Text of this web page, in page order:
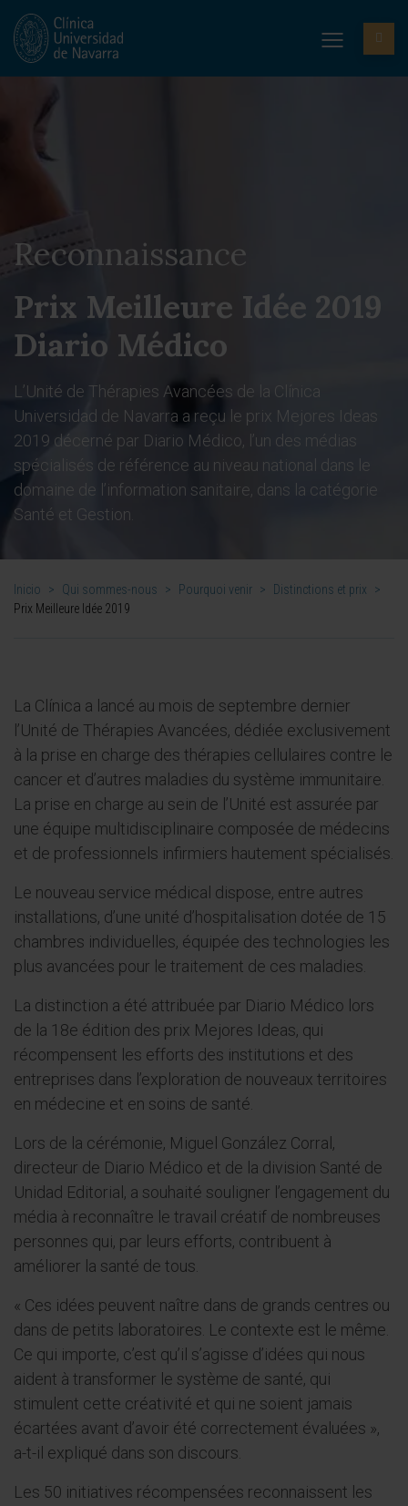
Reconnaissance
Prix Meilleure Idée 2019
Diario Médico
L’Unité de Thérapies Avancées de la Clínica
Universidad de Navarra a reçu le prix Mejores Ideas
2019 décerné par Diario Médico, l’un des médias
spécialisés de référence au niveau national dans le
domaine de l’information sanitaire, dans la catégorie
Santé et Gestion.
Inicio > Qui sommes-nous > Pourquoi venir > Distinctions et prix
>
Prix Meilleure Idée 2019
La Clínica a lancé au mois de septembre dernier
l’Unité de Thérapies Avancées, dédiée exclusivement
à la prise en charge des thérapies cellulaires contre le
cancer et d’autres maladies du système immunitaire.
La prise en charge au sein de l’Unité est assurée par
une équipe multidisciplinaire composée de médecins
et de professionnels infirmiers hautement spécialisés.
Le nouveau service médical dispose, entre autres
installations, d’une unité d’hospitalisation dotée de 15
chambres individuelles, équipée des technologies les
plus avancées pour le traitement de ces maladies.
La distinction a été attribuée par Diario Médico lors
de la 18e édition des prix Mejores Ideas, qui
récompensent les efforts des institutions et des
entreprises dans l’exploration de nouveaux territoires
en médecine et en soins de santé.
Lors de la cérémonie, Miguel González Corral,
directeur de Diario Médico et de la division Santé de
Unidad Editorial, a souhaité souligner l’engagement du
média à reconnaître le travail créatif de nombreuses
personnes qui, par leurs efforts, contribuent à
améliorer la santé de tous.
« Ces idées peuvent naître dans de grands centres ou
dans de petits laboratoires. Le contexte est le même.
Ce qui importe, c’est qu’il s’agisse d’idées qui nous
aident à transformer le système de santé, qui
stimulent cette créativité et qui ne soient jamais
écartées avant d’avoir été correctement évaluées »,
a-t-il expliqué dans son discours.
Les 50 initiatives récompensées reconnaissent les